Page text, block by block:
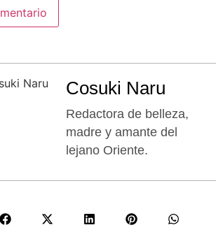
Cosuki Naru
Redactora de belleza,
madre y amante del
lejano Oriente.